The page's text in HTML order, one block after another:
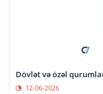
Dövlət və özəl
12-06-2026